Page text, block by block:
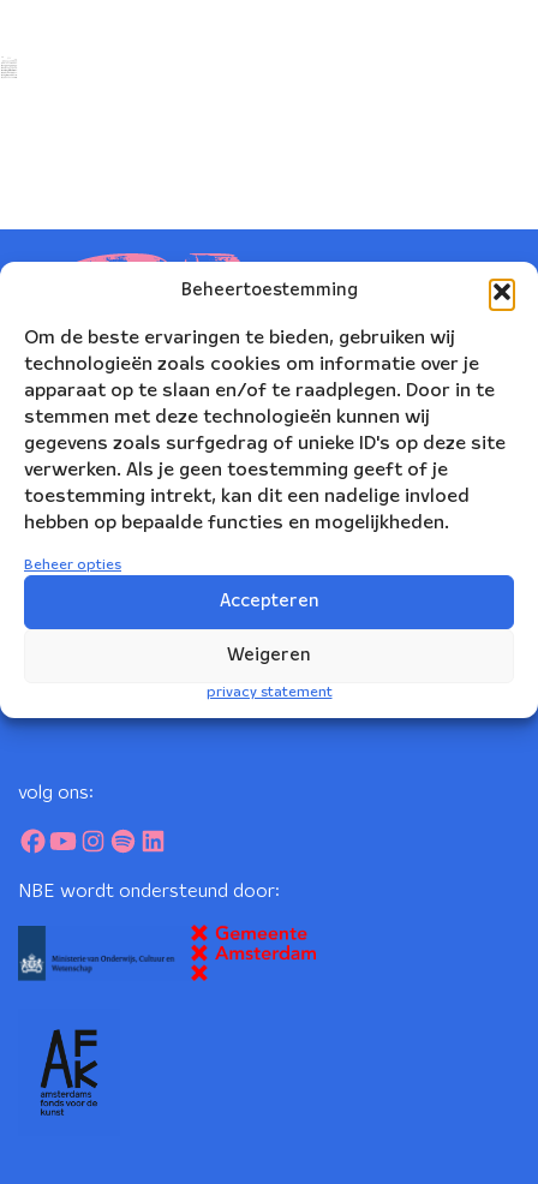
Beheertoestemming
Om de beste ervaringen te bieden, gebruiken wij
technologieën zoals cookies om informatie over je
apparaat op te slaan en/of te raadplegen. Door in te
stemmen met deze technologieën kunnen wij
gegevens zoals surfgedrag of unieke ID's op deze site
verwerken. Als je geen toestemming geeft of je
toestemming intrekt, kan dit een nadelige invloed
hebben op bepaalde functies en mogelijkheden.
Beheer opties
Accepteren
Weigeren
privacy statement
Korte Leidsedwarsstraat 12
volg ons:
NBE wordt ondersteund door: